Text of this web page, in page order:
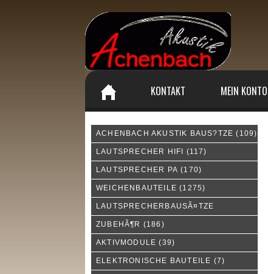
KONTAKT MEIN KONTO
ACHENBACH AKUSTIK BAUS?TZE (109)
LAUTSPRECHER HIFI (117)
LAUTSPRECHER PA (170)
WEICHENBAUTEILE (1275)
LAUTSPRECHERBAUSÃ¤TZE
ZUBEHÃ¶R (186)
AKTIVMODULE (39)
ELEKTRONISCHE BAUTEILE (7)